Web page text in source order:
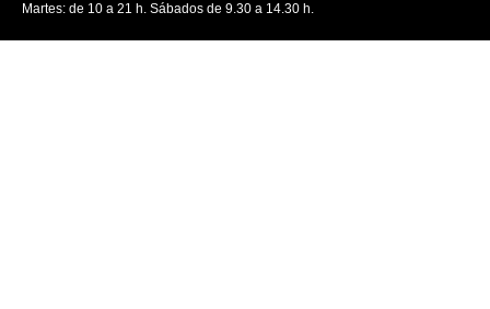
Martes: de 10 a 21 h. Sábados de 9.30 a 14.30 h.